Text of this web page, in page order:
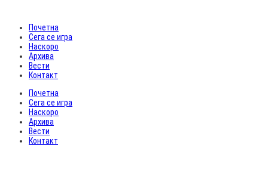
Почетна
Сега се игра
Наскоро
Архива
Вести
Контакт
Почетна
Сега се игра
Наскоро
Архива
Вести
Контакт